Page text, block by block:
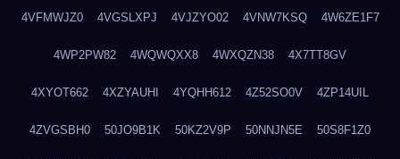
4VFMWJZ0 4VGSLXPJ 4VJZYO02 4VNW7KSQ 4W6ZE1F7
4WP2PW82 4WQWQXX8 4WXQZN38 4X7TT8GV
4XYOT662 4XZYAUHI 4YQHH612 4Z52SO0V 4ZP14UIL
4ZVGSBH0 50JO9B1K 50KZ2V9P 50NNJN5E 50S8F1Z0